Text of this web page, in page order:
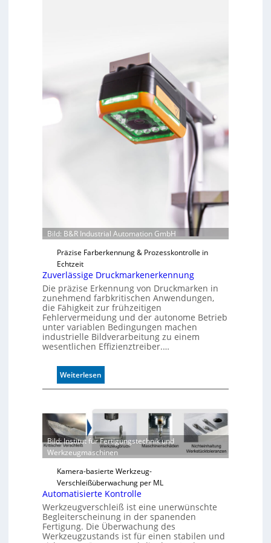
Bild: B&R Industrial Automation GmbH
Präzise Farberkennung & Prozesskontrolle in
Echtzeit
Zuverlässige Druckmarkenerkennung
Die präzise Erkennung von Druckmarken in
zunehmend farbkritischen Anwendungen,
die Fähigkeit zur frühzeitigen
Fehlervermeidung und der autonome Betrieb
unter variablen Bedingungen machen
industrielle Bildverarbeitung zu einem
wesentlichen Effizienztreiber.…
Weiterlesen
Z
v
e
r
l
ä
e
D
r
Bild: Institut für Fertigungstechnik und
Werkzeugmaschinen
Kamera-basierte Werkzeug-
Verschleißüberwachung per ML
Automatisierte Kontrolle
Werkzeugverschleiß ist eine unerwünschte
Begleiterscheinung in der spanenden
Fertigung. Die Überwachung des
Werkzeugzustands ist für einen stabilen und